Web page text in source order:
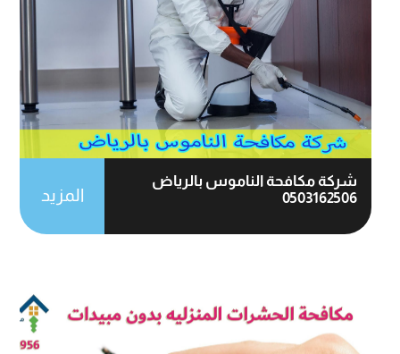
شركة مكافحة الناموس بالرياض
0503162506
المزيد